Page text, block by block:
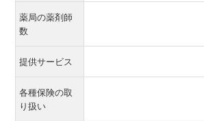
薬局の薬剤師
数
提供サービス
各種保険の取
り扱い